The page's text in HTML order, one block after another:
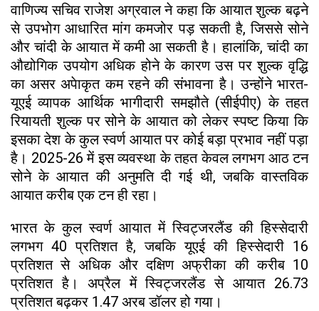
वाणिज्य सचिव राजेश अग्रवाल ने कहा कि आयात शुल्क बढ़ने
से उपभोग आधारित मांग कमजोर पड़ सकती है, जिससे सोने
और चांदी के आयात में कमी आ सकती है। हालांकि, चांदी का
औद्योगिक उपयोग अधिक होने के कारण उस पर शुल्क वृद्धि
का असर अपेाकृत कम रहने की संभावना है। उन्होंने भारत-
यूएई व्यापक आर्थिक भागीदारी समझौते (सीईपीए) के तहत
रियायती शुल्क पर सोने के आयात को लेकर स्पष्ट किया कि
इसका देश के कुल स्वर्ण आयात पर कोई बड़ा प्रभाव नहीं पड़ा
है। 2025-26 में इस व्यवस्था के तहत केवल लगभग आठ टन
सोने के आयात की अनुमति दी गई थी, जबकि वास्तविक
आयात करीब एक टन ही रहा।
भारत के कुल स्वर्ण आयात में स्विट्जरलैंड की हिस्सेदारी
लगभग 40 प्रतिशत है, जबकि यूएई की हिस्सेदारी 16
प्रतिशत से अधिक और दक्षिण अफ्रीका की करीब 10
प्रतिशत है। अप्रैल में स्विट्जरलैंड से आयात 26.73
प्रतिशत बढ़कर 1.47 अरब डॉलर हो गया।